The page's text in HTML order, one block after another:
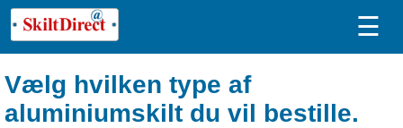
☰
Vælg hvilken type af
aluminiumskilt du vil bestille.